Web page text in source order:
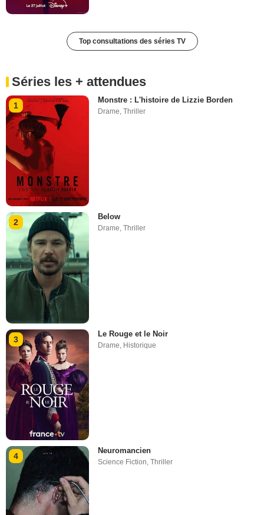
Top consultations des séries TV
Séries les + attendues
1
Monstre : L'histoire de Lizzie Borden
Drame,Thriller
2
Below
Drame,Thriller
3
Le Rouge et le Noir
Drame Historique
4
Neuromancien
Science Fiction,Thriller